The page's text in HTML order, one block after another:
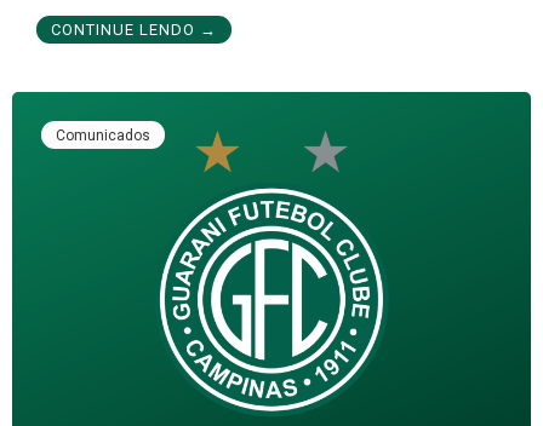
CONTINUE LENDO →
Comunicados